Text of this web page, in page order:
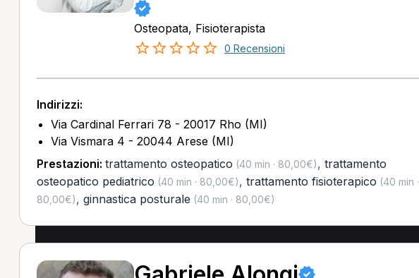
Osteopata, Fisioterapista
0 Recensioni
Indirizzi:
Via Cardinal Ferrari 78 - 20017 Rho (MI)
Via Vismara 4 - 20044 Arese (MI)
Prestazioni: trattamento osteopatico (40 min · 80,00€), trattamento
osteopatico pediatrico (40 min · 80,00€), trattamento fisioterapico (40 min ·
80,00€), ginnastica posturale (40 min · 80,00€)